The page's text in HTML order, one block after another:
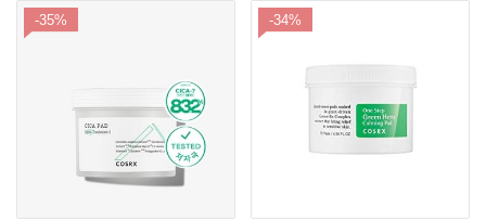
-35% -34%